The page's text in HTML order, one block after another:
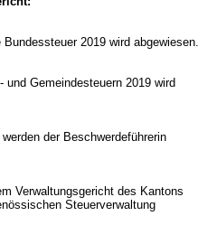
2019 wird abgewiesen.
und Gemeindesteuern 2019 wird
der Beschwerdeführerin
Verwaltungsgericht des Kantons
Steuerverwaltung